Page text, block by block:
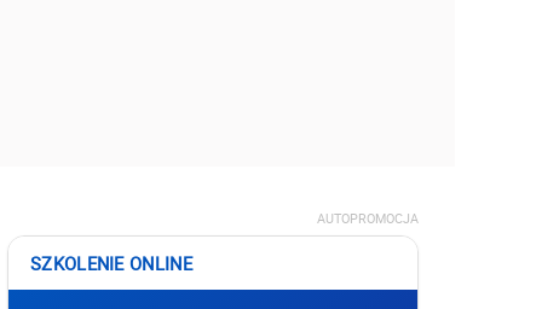
AUTOPROMOCJA
SZKOLENIE ONLINE